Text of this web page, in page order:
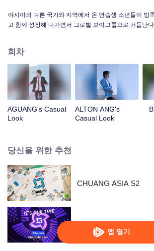
앱 열기
아시아의 다른 국가와 지역에서 온 연습생 소년들이 방
고 함께 성장해 나가면서 그로벌 보이그룹으로 거듭난
회차
AGUANG's Casual
Look
ALTON ANG's
Casual Look
당신을 위한 추천
CHUANG ASIA S2